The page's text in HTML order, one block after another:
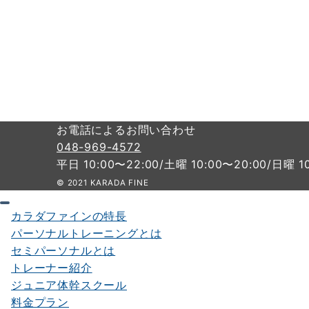
お電話によるお問い合わせ
048-969-4572
平日 10:00〜22:00/土曜 10:00〜20:00/日曜
© 2021 KARADA FINE
カラダファインの特長
パーソナルトレーニングとは
セミパーソナルとは
トレーナー紹介
ジュニア体幹スクール
料金プラン